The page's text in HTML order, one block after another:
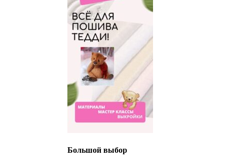
Большой выбор